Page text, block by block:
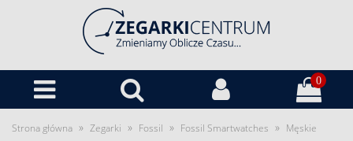
0
Strona główna » Zegarki » Fossil » Fossil Smartwatches » Męskie